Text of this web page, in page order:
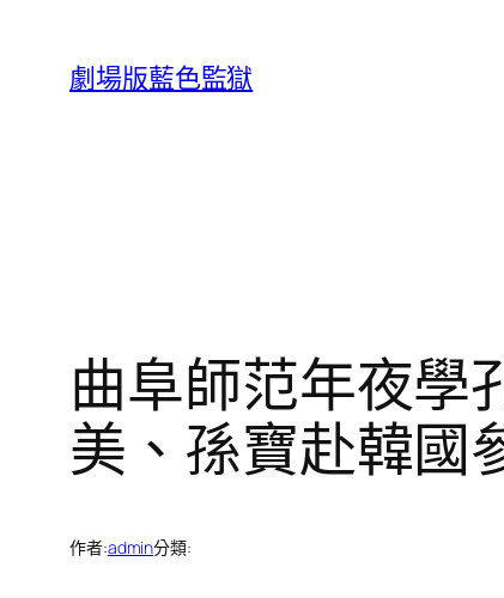
劇場版藍色監獄
曲阜師范年夜學
美、孫寶赴韓國
作者:admin分類: